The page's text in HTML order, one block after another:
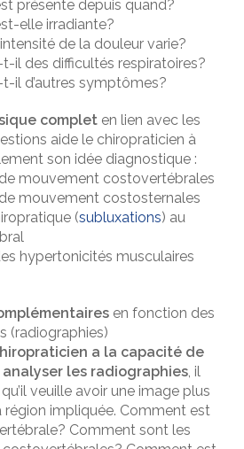
présente depuis quand?
elle irradiante?
de la douleur varie?
il des difficultés respiratoires?
il d’autres symptômes?
complet en lien avec les
aide le chiropraticien à
son idée diagnostique :
mouvement costovertébrales
mouvement costosternales
(subluxations) au
hypertonicités musculaires
en fonction des
(radiographies)
a la capacité de
les radiographies, il
veuille avoir une image plus
région impliquée. Comment est
Comment sont les